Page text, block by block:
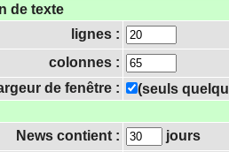
de texte
lignes :
colonnes :
de fenêtre :
(seuls
News contient :
jours